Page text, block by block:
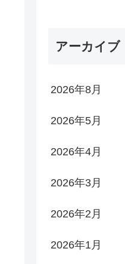
アーカイブ
2026年8月
2026年5月
2026年4月
2026年3月
2026年2月
2026年1月